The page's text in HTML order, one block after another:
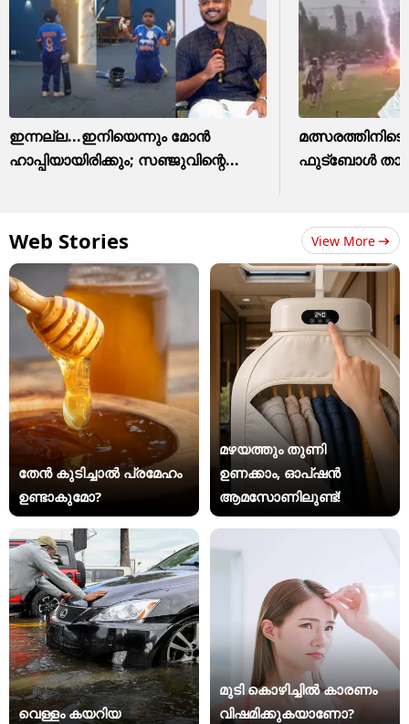
ഇന്നല്ല...ഇനിയെന്നും മോന്‍
ഹാപ്പിയായിരിക്കും; സഞ്ജുവിന്റെ...
മത്സരത്തിനിടെ
ഫുട്ബോൾ
Web Stories View More
തേൻ കുടിച്ചാൽ പ്രമേഹം
ഉണ്ടാകുമോ?
മഴയത്തും തുണി
ഉണക്കാം, ഓപ്ഷൻ
ആമസോണിലുണ്ട്!
വെള്ളം കയറിയ
മുടി കൊഴിച്ചിൽ കാരണം
വിഷമിക്കുകയാണോ?